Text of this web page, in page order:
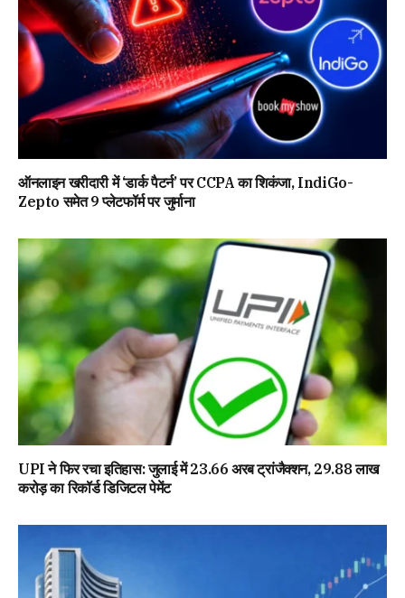
ऑनलाइन खरीदारी में ‘डार्क पैटर्न’ पर CCPA का शिकंजा, IndiGo-
Zepto समेत 9 प्लेटफॉर्म पर जुर्माना
UPI ने फिर रचा इतिहास: जुलाई में 23.66 अरब ट्रांजैक्शन, 29.88 लाख
करोड़ का रिकॉर्ड डिजिटल पेमेंट